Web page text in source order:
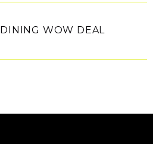
DINING WOW DEAL